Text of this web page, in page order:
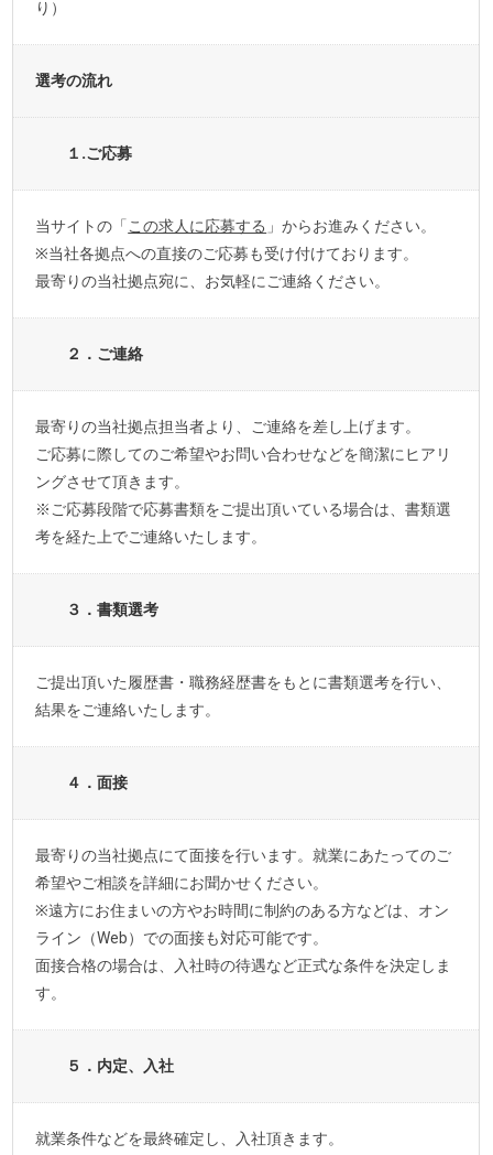
り）
選考の流れ
１.ご応募
当サイトの「この求人に応募する 」からお進みください。
※当社各拠点への直接のご応募も受け付けております。
最寄りの当社拠点宛に、お気軽にご連絡ください。
２．ご連絡
最寄りの当社拠点担当者より、ご連絡を差し上げます。
ご応募に際してのご希望やお問い合わせなどを簡潔にヒアリ
ングさせて頂きます。
※ご応募段階で応募書類をご提出頂いている場合は、書類選
考を経た上でご連絡いたします。
３．書類選考
ご提出頂いた履歴書・職務経歴書をもとに書類選考を行い、
結果をご連絡いたします。
４．面接
最寄りの当社拠点にて面接を行います。就業にあたってのご
希望やご相談を詳細にお聞かせください。
※遠方にお住まいの方やお時間に制約のある方などは、オン
ライン（Web）での面接も対応可能です。
面接合格の場合は、入社時の待遇など正式な条件を決定しま
す。
５．内定、入社
就業条件などを最終確定し、入社頂きます。